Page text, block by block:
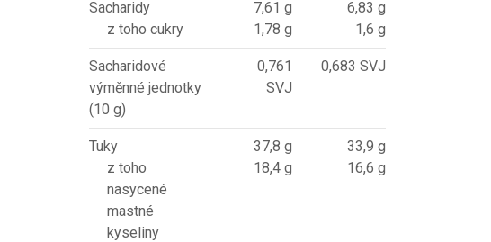
Sacharidy
z toho cukry
7,61 g
1,78 g
6,83 g
1,6 g
Sacharidové
výměnné jednotky
(10 g)
0,761
SVJ
0,683 SVJ
Tuky
z toho
nasycené
mastné
kyseliny
37,8 g
18,4 g
33,9 g
16,6 g